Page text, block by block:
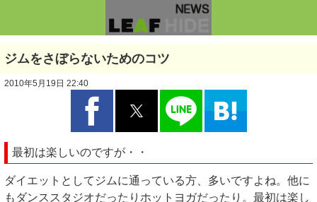
ジムをさぼらないためのコツ
2010年5月19日 22:40
最初は楽しいのですが・・
ダイエットとしてジムに通っている方、多いですよね。他に
もダンススタジオだったりホットヨガだったり。最初は楽し